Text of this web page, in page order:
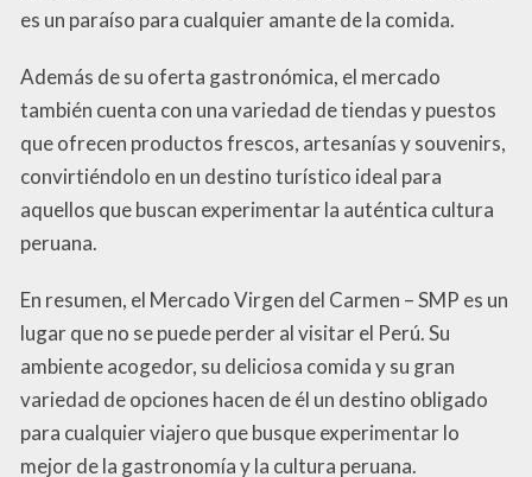
es un paraíso para cualquier amante de la comida.
Además de su oferta gastronómica, el mercado
también cuenta con una variedad de tiendas y puestos
que ofrecen productos frescos, artesanías y souvenirs,
convirtiéndolo en un destino turístico ideal para
aquellos que buscan experimentar la auténtica cultura
peruana.
En resumen, el Mercado Virgen del Carmen – SMP es un
lugar que no se puede perder al visitar el Perú. Su
ambiente acogedor, su deliciosa comida y su gran
variedad de opciones hacen de él un destino obligado
para cualquier viajero que busque experimentar lo
mejor de la gastronomía y la cultura peruana.